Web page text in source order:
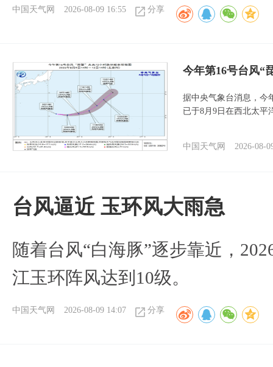
中国天气网 2026-08-09 16:55 分享
今年第16号台风“
据中央气象台消息，今
已于8月9日在西北太平
中国天气网 2026-08-
台风逼近 玉环风大雨急
随着台风“白海豚”逐步靠近，
江玉环阵风达到10级。
中国天气网 2026-08-09 14:07 分享